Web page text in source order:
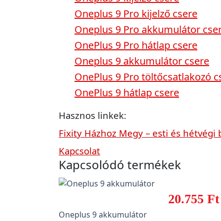
Oneplus 9 Pro kijelző csere
Oneplus 9 Pro akkumulátor
OnePlus 9 Pro hátlap csere
Oneplus 9 akkumulátor csere
OnePlus 9 Pro töltőcsatlakozó
OnePlus 9 hátlap csere
Hasznos linkek:
Fixity Házhoz Megy – esti és hétvégi
Kapcsolat
Kapcsolódó termékek
20.755 Ft
Oneplus 9 akkumulátor